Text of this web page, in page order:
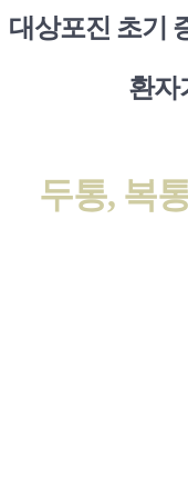
대상포진 초기
환자
두통, 복